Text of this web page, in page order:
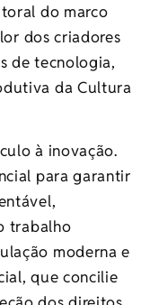
do marco
dos criadores
de tecnologia,
da Cultura
à inovação.
para garantir
trabalho
moderna e
que concilie